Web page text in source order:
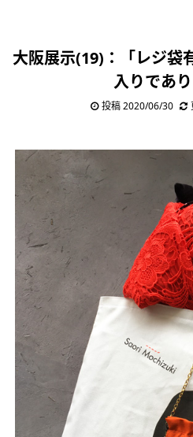
大阪展示(19)：「レジ袋
入りであり
投稿 2020/06/30